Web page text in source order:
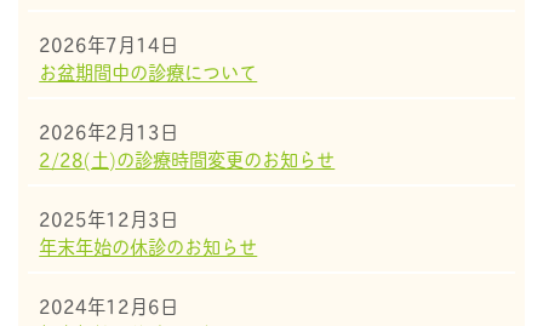
2026年7月14日
お盆期間中の診療について
2026年2月13日
2/28(土)の診療時間変更のお知らせ
2025年12月3日
年末年始の休診のお知らせ
2024年12月6日